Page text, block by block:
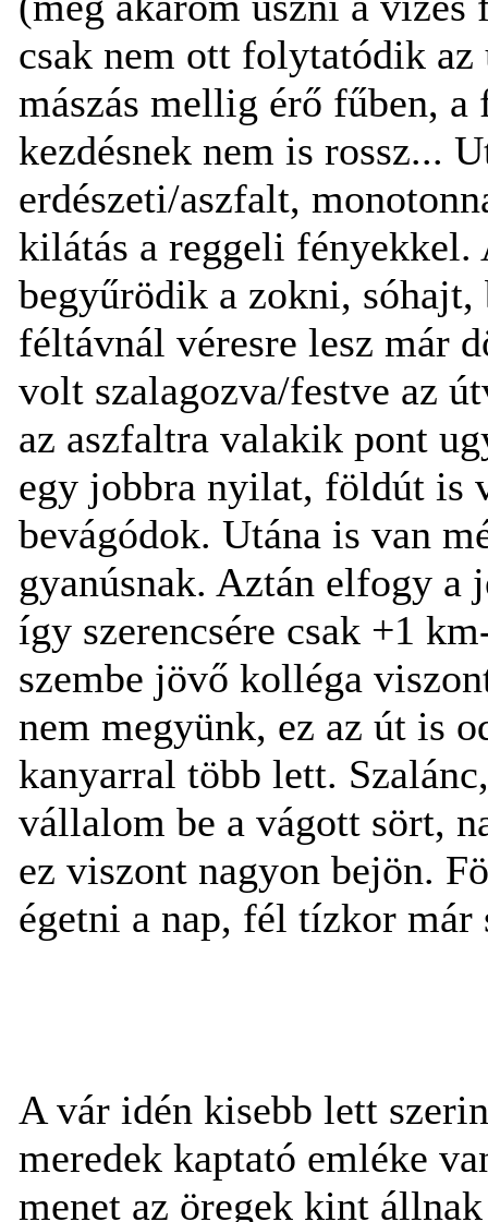
csak nem ott folytatódik az
mászás mellig érő fűben,
kezdésnek nem is rossz...
erdészeti/aszfalt,
kilátás a reggeli
begyűrödik a zokni,
féltávnál véresre lesz már
volt szalagozva/festve az
az aszfaltra valakik pont
egy jobbra nyilat, földút is
bevágódok. Utána is van
gyanúsnak. Aztán elfogy a
így szerencsére csak +1
szembe jövő kolléga
nem megyünk, ez az út is
kanyarral több lett.
vállalom be a vágott sört,
ez viszont nagyon bejön.
égetni a nap, fél tízkor már
A vár idén kisebb lett
meredek kaptató emléke
menet az öregek kint